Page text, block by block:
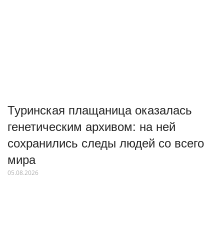
Туринская плащаница оказалась
генетическим архивом: на ней
сохранились следы людей со всего
мира
05.08.2026